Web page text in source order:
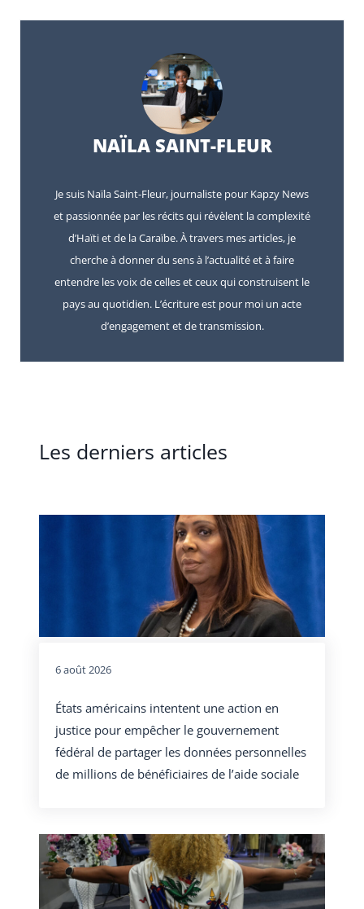
NAÏLA SAINT-FLEUR
Je suis Naïla Saint-Fleur, journaliste pour Kapzy News
et passionnée par les récits qui révèlent la complexité
d’Haïti et de la Caraïbe. À travers mes articles, je
cherche à donner du sens à l’actualité et à faire
entendre les voix de celles et ceux qui construisent le
pays au quotidien. L’écriture est pour moi un acte
d’engagement et de transmission.
Les derniers articles
6 août 2026
États américains intentent une action en
justice pour empêcher le gouvernement
fédéral de partager les données personnelles
de millions de bénéficiaires de l’aide sociale